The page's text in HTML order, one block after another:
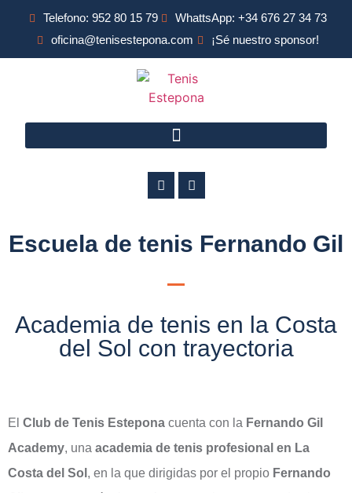
Telefono: 952 80 15 79
WhattsApp: +34 676 27 34 73
oficina@tenisestepona.com
¡Sé nuestro sponsor!
Escuela de tenis Fernando Gil
Academia de tenis en la Costa
del Sol con trayectoria
El Club de Tenis Estepona cuenta con la Fernando Gil
Academy, una academia de tenis profesional en La
Costa del Sol , en la que dirigidas por el propio Fernando